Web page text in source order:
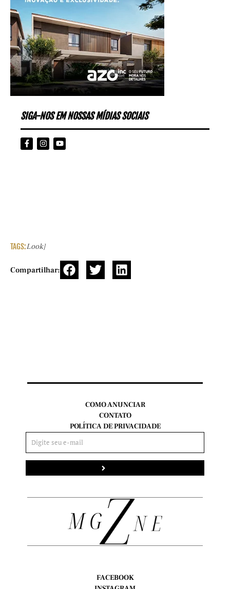
SIGA-NOS EM NOSSAS MÍDIAS SOCIAIS
TAGS:Look]
Compartilhar:
FACEBOOK
COMO ANUNCIAR
CONTATO
POLÍTICA DE PRIVACIDADE